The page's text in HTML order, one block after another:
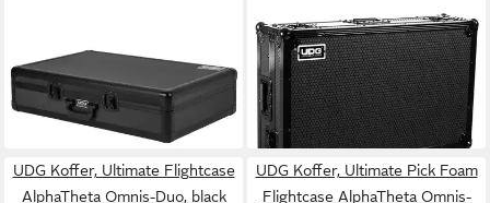
Case DDJ-GRV6 Black
(U93027BL) - Player Case
215,00 €
lieferbar - in 4-5 Werktagen bei dir
Koffer, Ultimate Flightcase
AlphaTheta DDJ-GRV6, black
Plus (U91104BL) - DJ
232,20 €
lieferbar - in 4-5 Werktagen bei dir
UDG Koffer, Ultimate Flightcase
AlphaTheta Omnis-Duo, black
UDG Koffer, Ultimate Pick Foam
Flightcase AlphaTheta Omnis-